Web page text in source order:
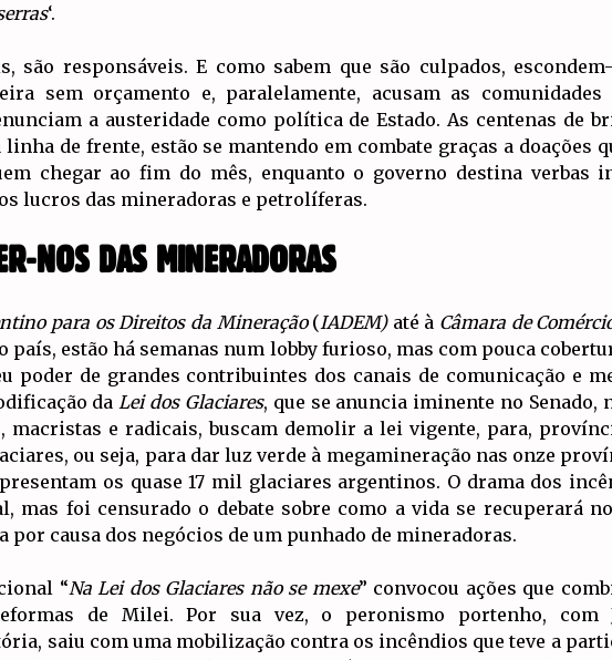
‘.
são responsáveis. E como sabem que são culpados,
sem orçamento e, paralelamente, acusam as
a austeridade como política de Estado. As centenas de
de frente, estão se mantendo em combate graças a doações
chegar ao fim do mês, enquanto o governo destina verbas
lucros das mineradoras e petrolíferas.
NOS DAS MINERADORAS
para os Direitos da Mineração(IADEM)até à Câmara de
país, estão há semanas num lobby furioso, mas com pouca
poder de grandes contribuintes dos canais de comunicação e
daLei dos Glaciares, que se anuncia iminente no Senado,
macristas e radicais, buscam demolir a lei vigente, para,
ou seja, para dar luz verde à megamineração nas onze
os quase 17 mil glaciares argentinos. O drama dos
mas foi censurado o debate sobre como a vida se recuperará
por causa dos negócios de um punhado de mineradoras.
“Na Lei dos Glaciares não se mexe” convocou ações que
de Milei. Por sua vez, o peronismo portenho, com
saiu com uma mobilização contra os incêndios que teve a